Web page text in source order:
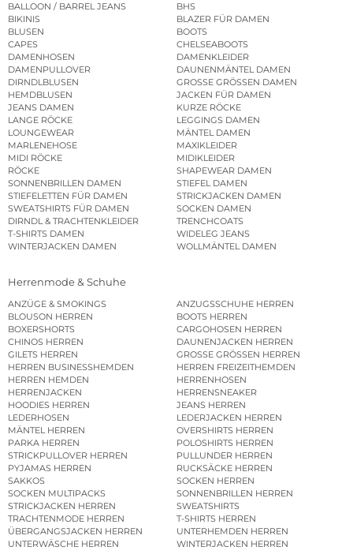
BALLOON / BARREL JEANS
BHS
BIKINIS
BLAZER FÜR DAMEN
BLUSEN
BOOTS
CAPES
CHELSEABOOTS
DAMENHOSEN
DAMENKLEIDER
DAMENPULLOVER
DAUNENMÄNTEL DAMEN
DIRNDLBLUSEN
GROSSE GRÖSSEN DAMEN
HEMDBLUSEN
JACKEN FÜR DAMEN
JEANS DAMEN
KURZE RÖCKE
LANGE RÖCKE
LEGGINGS DAMEN
LOUNGEWEAR
MÄNTEL DAMEN
MARLENEHOSE
MAXIKLEIDER
MIDI RÖCKE
MIDIKLEIDER
RÖCKE
SHAPEWEAR DAMEN
SONNENBRILLEN DAMEN
STIEFEL DAMEN
STIEFELETTEN FÜR DAMEN
STRICKJACKEN DAMEN
SWEATSHIRTS FÜR DAMEN
SOCKEN DAMEN
DIRNDL & TRACHTENKLEIDER
TRENCHCOATS
T-SHIRTS DAMEN
WIDELEG JEANS
WINTERJACKEN DAMEN
WOLLMÄNTEL DAMEN
Herrenmode & Schuhe
ANZÜGE & SMOKINGS
ANZUGSSCHUHE HERREN
BLOUSON HERREN
BOOTS HERREN
BOXERSHORTS
CARGOHOSEN HERREN
CHINOS HERREN
DAUNENJACKEN HERREN
GILETS HERREN
GROSSE GRÖSSEN HERREN
HERREN BUSINESSHEMDEN
HERREN FREIZEITHEMDEN
HERREN HEMDEN
HERRENHOSEN
HERRENJACKEN
HERRENSNEAKER
HOODIES HERREN
JEANS HERREN
LEDERHOSEN
LEDERJACKEN HERREN
MÄNTEL HERREN
OVERSHIRTS HERREN
PARKA HERREN
POLOSHIRTS HERREN
STRICKPULLOVER HERREN
PULLUNDER HERREN
PYJAMAS HERREN
RUCKSÄCKE HERREN
SAKKOS
SOCKEN HERREN
SOCKEN MULTIPACKS
SONNENBRILLEN HERREN
STRICKJACKEN HERREN
SWEATSHIRTS
TRACHTENMODE HERREN
T-SHIRTS HERREN
ÜBERGANGSJACKEN HERREN
UNTERHEMDEN HERREN
UNTERWÄSCHE HERREN
WINTERJACKEN HERREN